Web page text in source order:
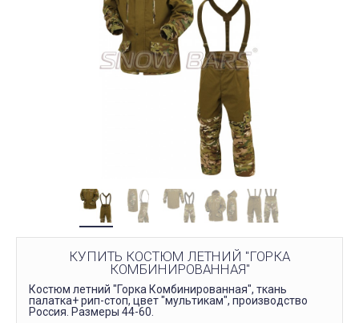
КУПИТЬ КОСТЮМ ЛЕТНИЙ "ГОРКА
КОМБИНИРОВАННАЯ"
Костюм летний "Горка Комбинированная", ткань
палатка+ рип-стоп, цвет "мультикам", производство
Россия. Размеры 44-60.